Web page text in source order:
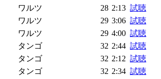
ワルツ 28 2:13 試聴
ワルツ 29 3:06 試聴
ワルツ 29 4:00 試聴
タンゴ 32 2:44 試聴
タンゴ 32 2:12 試聴
タンゴ 32 2:34 試聴